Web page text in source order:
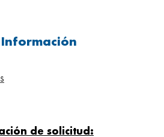
de solicitud: